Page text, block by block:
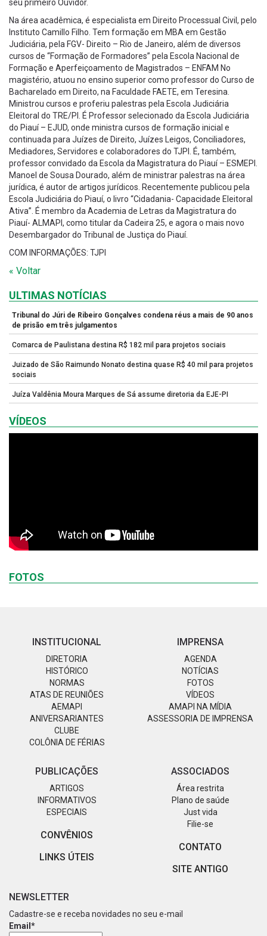
seu primeiro Ouvidor.
Na área acadêmica, é especialista em Direito Processual Civil, pelo
Instituto Camillo Filho. Tem formação em MBA em Gestão
Judiciária, pela FGV- Direito – Rio de Janeiro, além de diversos
cursos de “Formação de Formadores” pela Escola Nacional de
Formação e Aperfeiçoamento de Magistrados – ENFAM No
magistério, atuou no ensino superior como professor do Curso de
Bacharelado em Direito, na Faculdade FAETE, em Teresina.
Ministrou cursos e proferiu palestras pela Escola Judiciária
Eleitoral do TRE/PI. É Professor selecionado da Escola Judiciária
do Piauí – EJUD, onde ministra cursos de formação inicial e
continuada para Juízes de Direito, Juízes Leigos, Conciliadores,
Mediadores, Servidores e colaboradores do TJPI. É, também,
professor convidado da Escola da Magistratura do Piauí – ESMEPI.
Manoel de Sousa Dourado, além de ministrar palestras na área
jurídica, é autor de artigos jurídicos. Recentemente publicou pela
Escola Judiciária do Piauí, o livro “Cidadania- Capacidade Eleitoral
Ativa”. É membro da Academia de Letras da Magistratura do
Piauí- ALMAPI, como titular da Cadeira 25, e agora o mais novo
Desembargador do Tribunal de Justiça do Piauí.
COM INFORMAÇÕES: TJPI
« Voltar
ULTIMAS NOTÍCIAS
Tribunal do Júri de Ribeiro Gonçalves condena réus a mais de 90 anos
de prisão em três julgamentos
Comarca de Paulistana destina R$ 182 mil para projetos sociais
Juizado de São Raimundo Nonato destina quase R$ 40 mil para projetos
sociais
Juíza Valdênia Moura Marques de Sá assume diretoria da EJE-PI
VÍDEOS
FOTOS
INSTITUCIONAL
DIRETORIA
HISTÓRICO
NORMAS
ATAS DE REUNIÕES
AEMAPI
ANIVERSARIANTES
CLUBE
COLÔNIA DE FÉRIAS
IMPRENSA
AGENDA
NOTÍCIAS
FOTOS
VÍDEOS
AMAPI NA MÍDIA
ASSESSORIA DE IMPRENSA
PUBLICAÇÕES
ARTIGOS
INFORMATIVOS
ESPECIAIS
CONVÊNIOS
LINKS ÚTEIS
ASSOCIADOS
Área restrita
Plano de saúde
Just vida
Filie-se
CONTATO
SITE ANTIGO
NEWSLETTER
Cadastre-se e receba novidades no seu e-mail
Email*